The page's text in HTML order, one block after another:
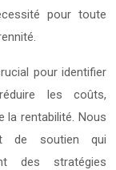
pour toute
pour identifier
les coûts,
la rentabilité. Nous
de soutien qui
des stratégies